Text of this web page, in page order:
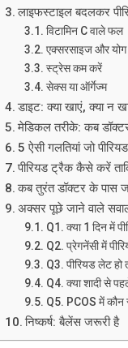
लाइफस्टाइल बदलकर
विटामिन C वाले फल
एक्सरसाइज और योग
स्ट्रेस कम करें
सेक्स या ऑर्गेज्म
डाइट: क्या खाएं, क्या न
मेडिकल तरीके: कब
5 ऐसी गलतियां जो
पीरियड ट्रैक कैसे करें
कब तुरंत डॉक्टर के पास
अक्सर पूछे जाने वाले
Q1. क्या 1 दिन में
Q2. प्रेगनेंसी में
Q3. पीरियड लेट
Q4. क्या शादी से
Q5. PCOS में कौन
निष्कर्ष: बैलेंस जरूरी है